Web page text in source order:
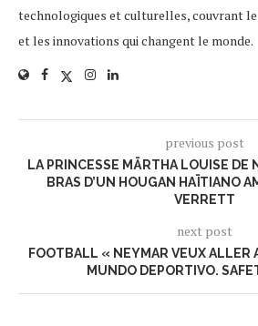
technologiques et culturelles, couvrant
et les innovations qui changent le monde.
previous post
LA PRINCESSE MÄRTHA LOUISE DE
BRAS D’UN HOUGAN HAÏTIANO
VERRETT
next post
FOOTBALL « NEYMAR VEUX ALLER
MUNDO DEPORTIVO.